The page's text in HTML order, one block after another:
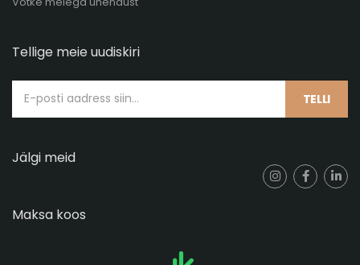
Tellige meie uudiskiri
TELLI
Jälgi meid
Maksa koos